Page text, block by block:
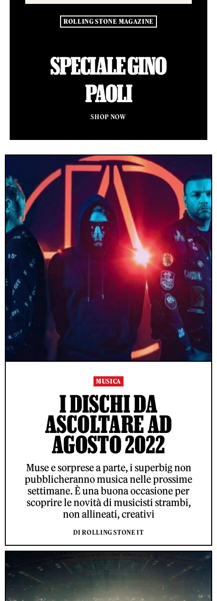
ROLLING STONE MAGAZINE
SPECIALE GINO
PAOLI
SHOP NOW
MUSICA
I DISCHI DA
ASCOLTARE AD
AGOSTO 2022
Muse e sorprese a parte, i superbig non
pubblicheranno musica nelle prossime
settimane. È una buona occasione per
scoprire le novità di musicisti strambi,
non allineati, creativi
DI ROLLING STONE IT